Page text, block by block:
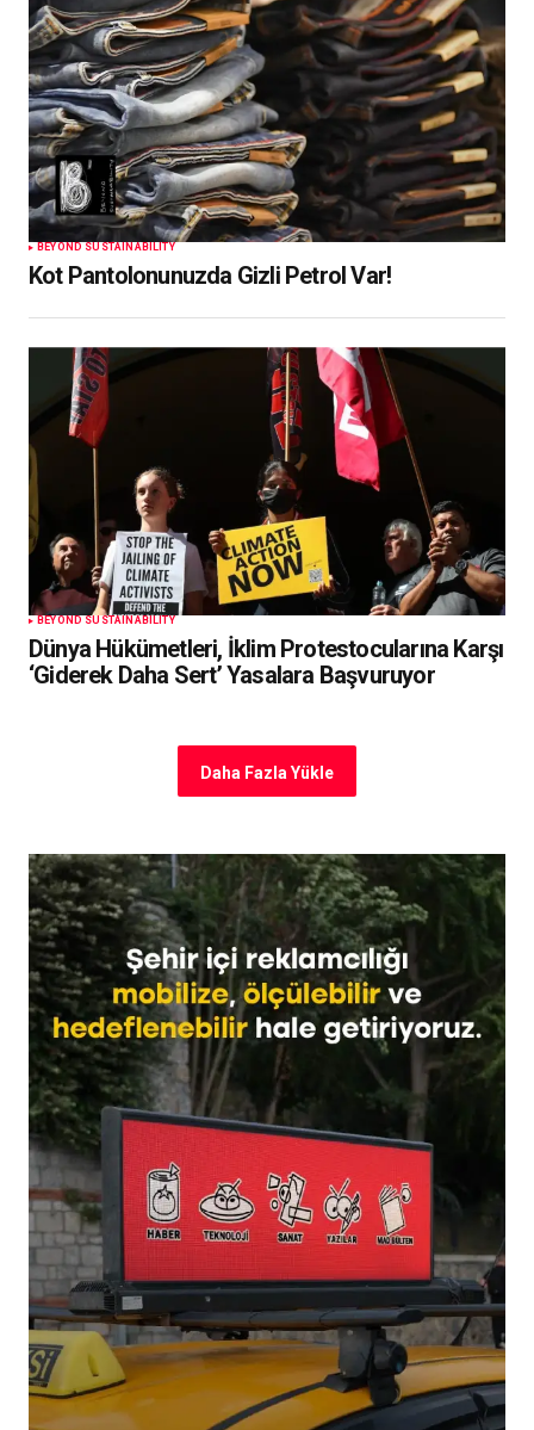
BEYOND SUSTAINABILITY
Kot Pantolonunuzda Gizli Petrol Var!
BEYOND SUSTAINABILITY
Dünya Hükümetleri, İklim Protestocularına Karşı
‘Giderek Daha Sert’ Yasalara Başvuruyor
Daha Fazla Yükle